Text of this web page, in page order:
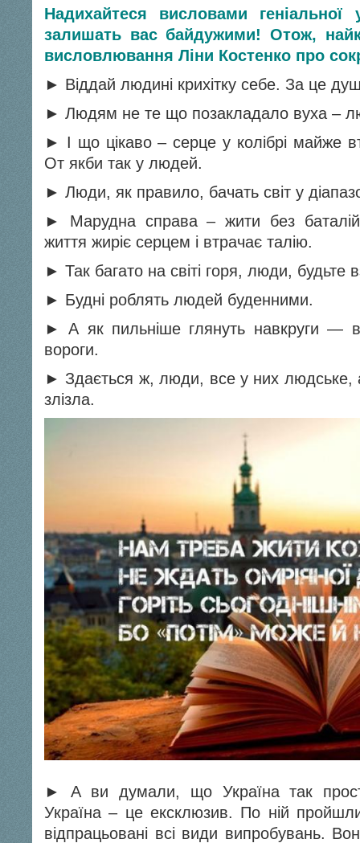
Надихайтеся висловами геніальної
залишать вас байдужими!Отож,
висловлювання Ліни Костенко про
► Віддай людині крихітку себе. За це
► Людям не те що позакладало вуха –
► І що цікаво – серце у колібрі майже
От якби так у людей.
► Люди, як правило, бачать світ у
► Марудна справа – жити без
життя жиріє серцем і втрачає талію.
► Так багато на світі горя, люди, будьте
► Будні роблять людей буденними.
► А як пильніше глянуть навкруги —
вороги.
► Здається ж, люди, все у них
злізла.
► А ви думали, що Україна так
Україна – це ексклюзив. По ній пройшли
відпрацьовані всі види випробувань.